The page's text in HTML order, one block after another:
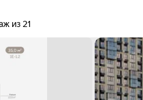
из 21